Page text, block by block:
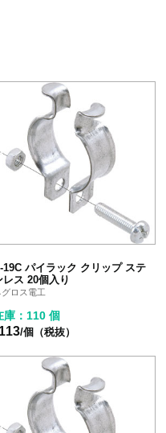
19C パイラック クリップ ステ
レス 20個入り
グロス電工
庫：110 個
113/個（税抜）